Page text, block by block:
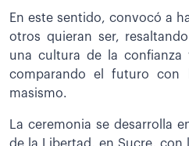
En este sentido, convocó a
otros quieran ser,
una cultura de la confianza
comparando el futuro
masismo.
La ceremonia se desarrolla
de la Libertad, en Sucre, con